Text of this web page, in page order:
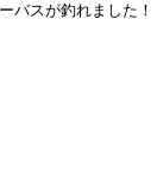
バスが釣れました！